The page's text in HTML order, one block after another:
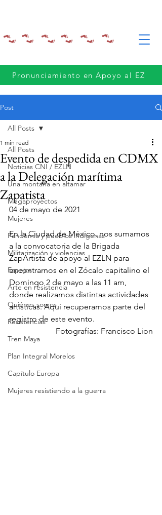
Pronunciamiento en Apoyo al EZ
Post
All Posts
Noticias CNI / EZLN
Una montaña en altamar
Megaproyectos
Mujeres
Pandemia y pueblos indígenas
Militarización y violencias
Espejos
Arte en resistencia
Quiénes somos
Resistencias
Tren Maya
Plan Integral Morelos
Capítulo Europa
Mujeres resistiendo a la guerra
All Posts
Evento de despedida en CDMX
a la Delegación marítima
Zapatista
1 min read
04 de mayo de 2021
En la Ciudad de México, nos sumamos
a la convocatoria de la Brigada
ZapArtista de apoyo al EZLN para
encontrarnos en el Zócalo capitalino el
Domingo 2 de mayo a las 11 am,
donde realizamos distintas actividades
artísticas. Aquí recuperamos parte del
registro de este evento.
Fotografías: Francisco Lion